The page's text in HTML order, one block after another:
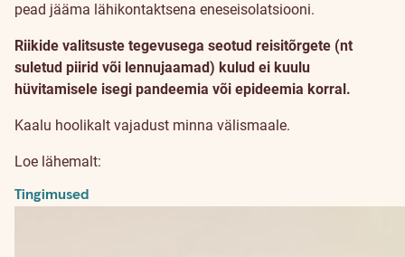
pead jääma lähikontaktsena eneseisolatsiooni.
Riikide valitsuste tegevusega seotud reisitõrgete (nt
suletud piirid või lennujaamad) kulud ei kuulu
hüvitamisele isegi pandeemia või epideemia korral.
Kaalu hoolikalt vajadust minna välismaale.
Loe lähemalt:
Tingimused